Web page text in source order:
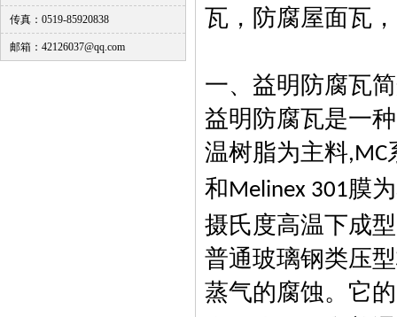
传真：0519-85920838
邮箱：42126037@qq.com
瓦，防腐屋面瓦
一、益明防腐瓦
益明防腐瓦是一
温树脂为主料,MC
和Melinex 301膜
摄氏度高温下成
普通玻璃钢类压
蒸气的腐蚀。它